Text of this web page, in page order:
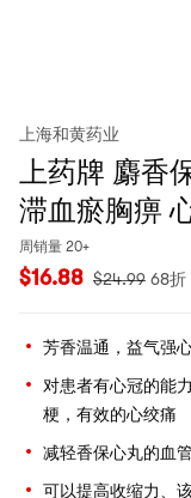
上海和黄药业
上药牌 麝香
滞血瘀胸痹
周销量 20+
$16.88 $24.99 68折
芳香温通，益气强
对患者有心冠的能
梗，有效的心绞痛
减轻香保心丸的血
可以提高收缩力、